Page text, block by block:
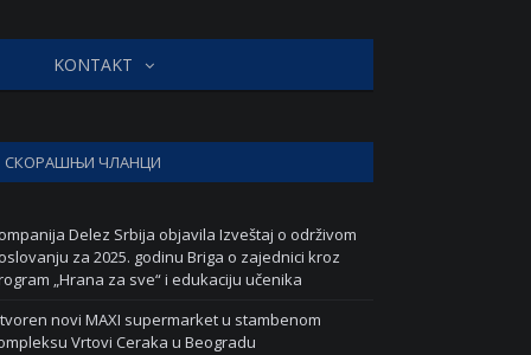
KONTAKT
СКОРАШЊИ ЧЛАНЦИ
Delez Srbija objavila Izveštaj o održivom
za 2025. godinu Briga o zajednici kroz
„Hrana za sve“ i edukaciju učenika
novi MAXI supermarket u stambenom
Vrtovi Ceraka u Beogradu